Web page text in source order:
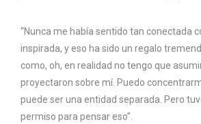
“Nunca me había sentido tan conectada
inspirada, y eso ha sido un regalo
como, oh, en realidad no tengo que
proyectaron sobre mí. Puedo
puede ser una entidad separada. Pero
permiso para pensar eso”.